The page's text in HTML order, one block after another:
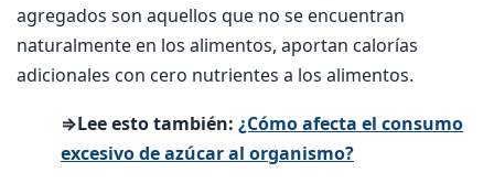
agregados son aquellos que no se encuentran
naturalmente en los alimentos, aportan calorías
adicionales con cero nutrientes a los alimentos.
⇒Lee esto también: ¿Cómo afecta el consumo
excesivo de azúcar al organismo?